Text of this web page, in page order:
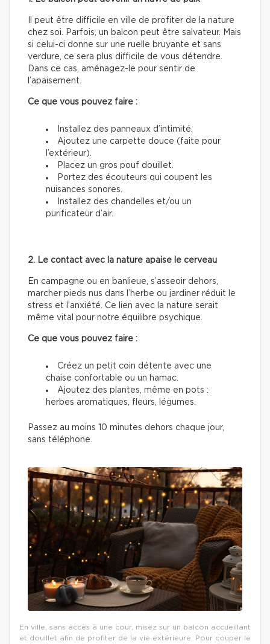
Il peut être difficile en ville de profiter de la nature
chez soi. Parfois, un balcon peut être salvateur. Mais
si celui-ci donne sur une ruelle bruyante et sans
verdure, ce sera plus difficile de vous détendre.
Dans ce cas, aménagez-le pour sentir de
l’apaisement.
Ce que vous pouvez faire :
Installez des panneaux d’intimité.
Ajoutez une carpette douce (faite pour
l’extérieur).
Placez un gros pouf douillet.
Portez des écouteurs qui coupent les
nuisances sonores.
Installez des chandelles et/ou un
purificateur d’air.
2. Le contact avec la nature apaise le cerveau
En campagne ou en banlieue, s’asseoir dehors,
marcher pieds nus dans l’herbe ou jardiner réduit le
stress et l’anxiété. Ce lien avec la nature serait
même vital pour notre équilibre psychique.
Ce que vous pouvez faire :
Créez un petit coin détente avec une
chaise confortable ou un hamac.
Ajoutez des plantes, même en pots :
herbes aromatiques, fleurs, légumes.
Passez au moins 10 minutes dehors chaque jour,
sans téléphone.
En ville, sans accès à une cour, misez sur un balcon accueillant
et douillet afin de profiter de la vie extérieure. Pour couper le